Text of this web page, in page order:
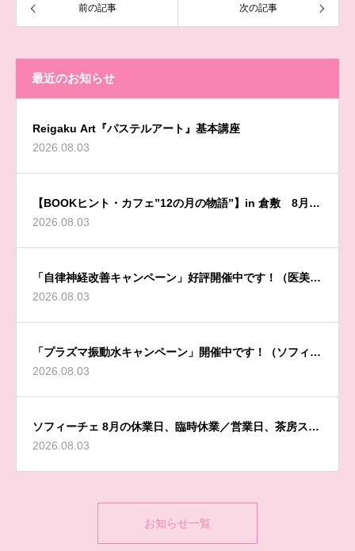
前の記事 次の記事
最近のお知らせ
Reigaku Art『パステルアート』基本講座
2026.08.03
【BOOKヒント・カフェ”12の月の物語”】in 倉敷 8月開
催のお知らせ
2026.08.03
「自律神経改善キャンペーン」好評開催中です！（医美同
源 Sophyceからのお知らせ）
2026.08.03
「プラズマ振動水キャンペーン」開催中です！（ソフィー
チェからのお知らせ）
2026.08.03
ソフィーチェ 8月の休業日、臨時休業／営業日、茶房スペ
ース／施術ルーム休業日のお知らせ（医美同源 Sophyce
2026.08.03
お知らせ一覧